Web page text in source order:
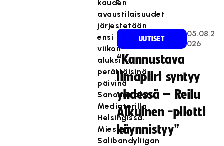
kauden
avaustilaisuudet
järjestetään
ensi
viikon
aluksi
perättäisinä
päivinä
Sanomatalon
Mediatorilla
Helsingissä.
Miesten
Salibandyliigan
UUTISET
05.08.2
026
“Kannustava
ilmapiiri syntyy
yhdessä – Reilu
Aikuinen -pilotti
käynnistyy”